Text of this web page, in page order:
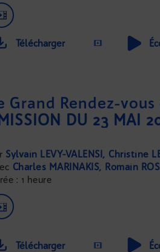
Télécharger
Grand Rendez-
DU 23 MAI
Sylvain LEVY-VALENSI Christine
Charles MARINAKIS Romain
: 1 heure
Télécharger